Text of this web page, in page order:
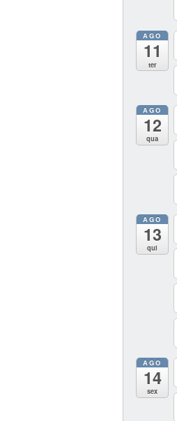
AGO
11
ter
AGO
12
qua
AGO
13
qui
AGO
14
sex